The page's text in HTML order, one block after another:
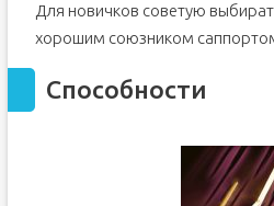
Для новичков советую
хорошим союзником
Способности